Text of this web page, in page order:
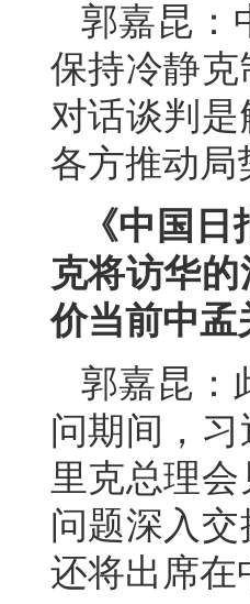
郭嘉昆：
保持冷静
对话谈判
各方推动局
《中国
克将访华
价当前中孟
郭嘉昆：
问期间，
里克总理
问题深入
还将出席在